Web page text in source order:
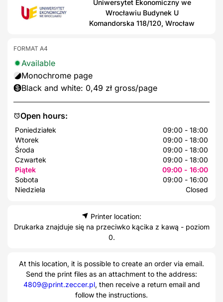
Uniwersytet Ekonomiczny we
Wrocławiu Budynek U
Komandorska 118/120, Wrocław
Open hours:
Poniedziałek
09:00 - 18:00
Wtorek
09:00 - 18:00
Środa
09:00 - 18:00
Czwartek
09:00 - 18:00
Piątek
09:00 - 16:00
Sobota
09:00 - 16:00
Niedziela
Closed
FORMAT A4
Available
Monochrome page
Black and white: 0,49 zł gross/page
Printer location:
Drukarka znajduje się na przeciwko kącika z kawą - poziom
0.
At this location, it is possible to create an order via email.
Send the print files as an attachment to the address:
4809@print.zeccer.pl, then receive a return email and
follow the instructions.